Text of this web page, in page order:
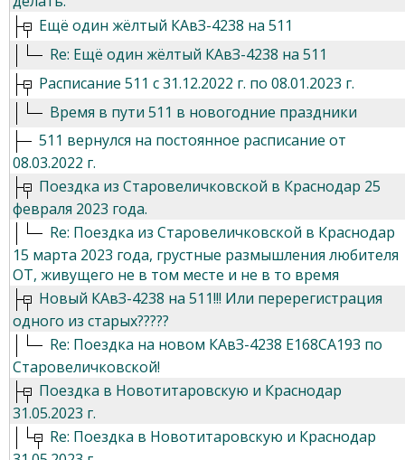
Ещё один жёлтый КАвЗ-4238 на 511
Re: Ещё один жёлтый КАвЗ-4238 на 511
Расписание 511 с 31.12.2022 г. по 08.01.2023 г.
Время в пути 511 в новогодние праздники
511 вернулся на постоянное расписание от
08.03.2022 г.
Поездка из Старовеличковской в Краснодар 25
февраля 2023 года.
Re: Поездка из Старовеличковской в Краснодар
15 марта 2023 года, грустные размышления любителя
ОТ, живущего не в том месте и не в то время
Новый КАвЗ-4238 на 511!!! Или перерегистрация
одного из старых?????
Re: Поездка на новом КАвЗ-4238 Е168СА193 по
Старовеличковской!
Поездка в Новотитаровскую и Краснодар
31.05.2023 г.
Re: Поездка в Новотитаровскую и Краснодар